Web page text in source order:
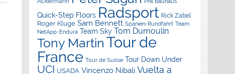
Quick-Step Floors Radsport Rick Zabel
Roger Kluge Sam Bennett Spanien-Rundfahrt Team
NetApp-Endura Team Sky Tom Dumoulin
Tony Martin Tour de
France Tour de Suisse Tour Down Under
UCI USADA Vincenzo Nibali Vuelta a